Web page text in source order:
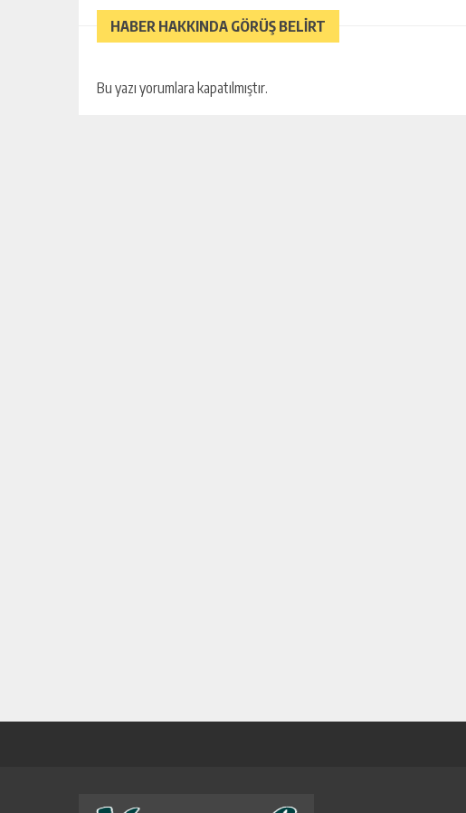
HABER HAKKINDA GÖRÜŞ BELİRT
Bu yazı yorumlara kapatılmıştır.